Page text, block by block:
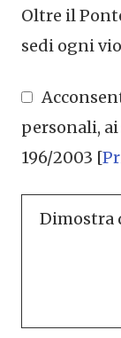
Oltre il
sedi ogni
personali, ai
196/2003 [
Dimostra